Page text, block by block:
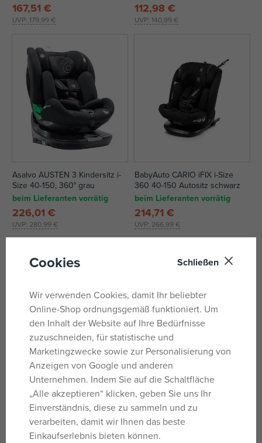
UVP: 179,99 €
167,51 €
UVP: 140,99 €
112,98 €
Asalvo AUSTEN 3 Kindersitz i-
Size 40-150, 360° grau
beim Lieferanten vorrätig
UVP: 280,99 €
226,01 €
BabyAuto CARIO iFIX i-Size
360 40-150 Autositz schwarz
beim Lieferanten vorrätig
UVP: 266,99 €
214,71 €
BabyAuto VALORA i-Fix i-Size
360° 40-150 Autositz schwarz
beim Lieferanten vorrätig
188,34 €
BabyAuto VALORA i-Fix i-Size
360° 40-150 Autositz grün
beim Lieferanten vorrätig
188,34 €
Cookies Schließen
Wir verwenden Cookies, damit Ihr beliebter
Online-Shop ordnungsgemäß funktioniert. Um
den Inhalt der Website auf Ihre Bedürfnisse
zuzuschneiden, für statistische und
Marketingzwecke sowie zur Personalisierung von
Anzeigen von Google und anderen
Unternehmen. Indem Sie auf die Schaltfläche
„Alle akzeptieren“ klicken, geben Sie uns Ihr
Einverständnis, diese zu sammeln und zu
verarbeiten, damit wir Ihnen das beste
Einkaufserlebnis bieten können.